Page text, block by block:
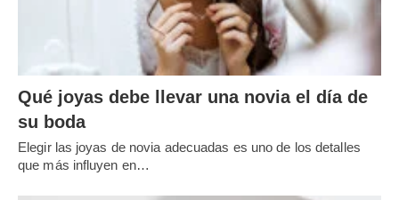
Qué joyas debe llevar una novia el día de
su boda
Elegir las joyas de novia adecuadas es uno de los detalles
que más influyen en…